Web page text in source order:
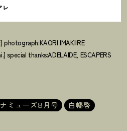
レ
photograph:KAORI IMAKIIRE
special thanks:ADELAIDE, ESCAPERS
ミューズ8月号 白幡啓